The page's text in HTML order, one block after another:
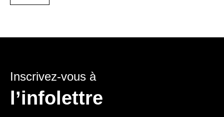
Inscrivez-vous à
l’infolettre